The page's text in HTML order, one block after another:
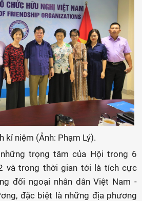
kỉ niệm (Ảnh: Phạm Lý).
trọng tâm của Hội trong 6
và trong thời gian tới là tích cực
đối ngoại nhân dân Việt Nam -
đặc biệt là những địa phương